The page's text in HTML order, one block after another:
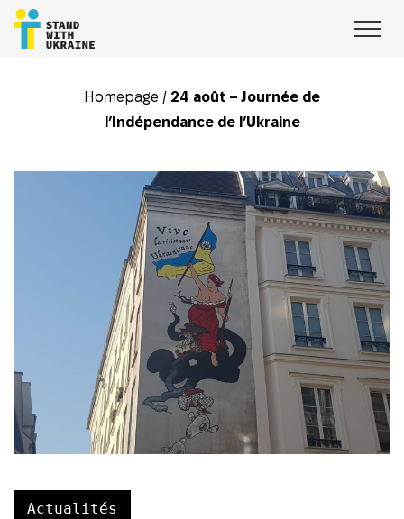
Homepage / 24 août – Journée de
l’Indépendance de l’Ukraine
Actualités